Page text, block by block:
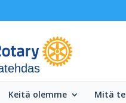
Keitä olemme Mitä